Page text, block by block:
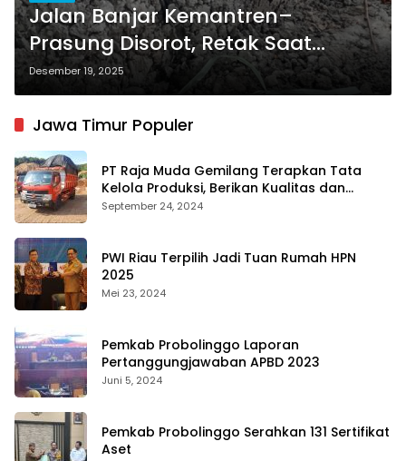
Jalan Banjar Kemantren–
Prasung Disorot, Retak Saat
Dikerjakan, Publik Desak Audit
Proyek Rp33,6 Miliar
Desember 19, 2025
Jawa Timur Populer
PT Raja Muda Gemilang Terapkan Tata
Kelola Produksi, Berikan Kualitas dan
Keselamatan Kerja Terbaik
September 24, 2024
PWI Riau Terpilih Jadi Tuan Rumah HPN
2025
Mei 23, 2024
Pemkab Probolinggo Laporan
Pertanggungjawaban APBD 2023
Juni 5, 2024
Pemkab Probolinggo Serahkan 131 Sertifikat
Aset